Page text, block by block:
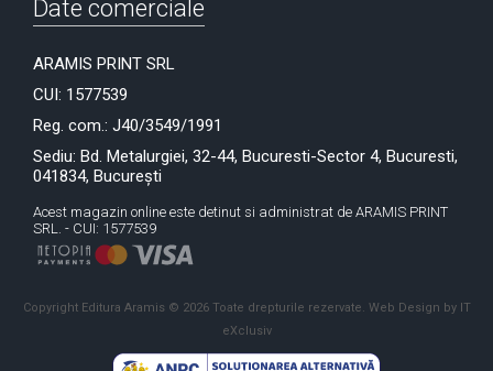
Date comerciale
ARAMIS PRINT SRL
CUI: 1577539
Reg. com.: J40/3549/1991
Sediu: Bd. Metalurgiei, 32-44, Bucuresti-Sector 4, Bucuresti,
041834, București
Acest magazin online este detinut si administrat de ARAMIS PRINT
SRL. - CUI: 1577539
Copyright Editura Aramis © 2026 Toate drepturile rezervate. Web Design by IT
eXclusiv